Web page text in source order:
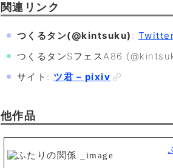
関連リンク
つくるタン(@kintsuku) :
つくるタンSフェスA86
サイト: ツ君 – pixiv
他作品